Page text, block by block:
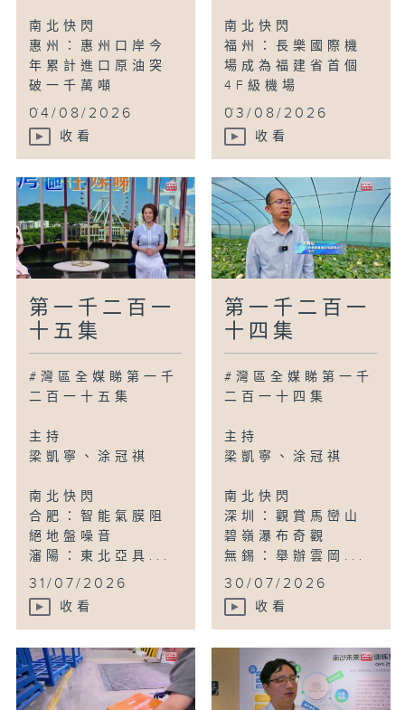
南北快閃
惠州：惠州口岸今
年累計進口原油突
破一千萬噸
...
04/08/2026
收看
南北快閃
福州：長樂國際機
場成為福建省首個
4F級機場
...
03/08/2026
收看
第一千二百一
十五集
#灣區全媒睇第一千
二百一十五集
主持
梁凱寧、涂冠祺
南北快閃
合肥：智能氣膜阻
絕地盤噪音
瀋陽：東北亞具...
31/07/2026
收看
第一千二百一
十四集
#灣區全媒睇第一千
二百一十四集
主持
梁凱寧、涂冠祺
南北快閃
深圳：觀賞馬巒山
碧嶺瀑布奇觀
無錫：舉辦雲岡...
30/07/2026
收看